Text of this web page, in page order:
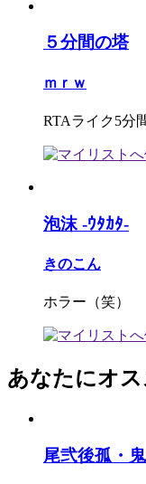
５分間の塔
ｍｒｗ
RTAライク5分
泡沫 -ｳﾀｶﾀ-
きのこん
ホラー（笑）
あなたにオ
尾弐後孤・